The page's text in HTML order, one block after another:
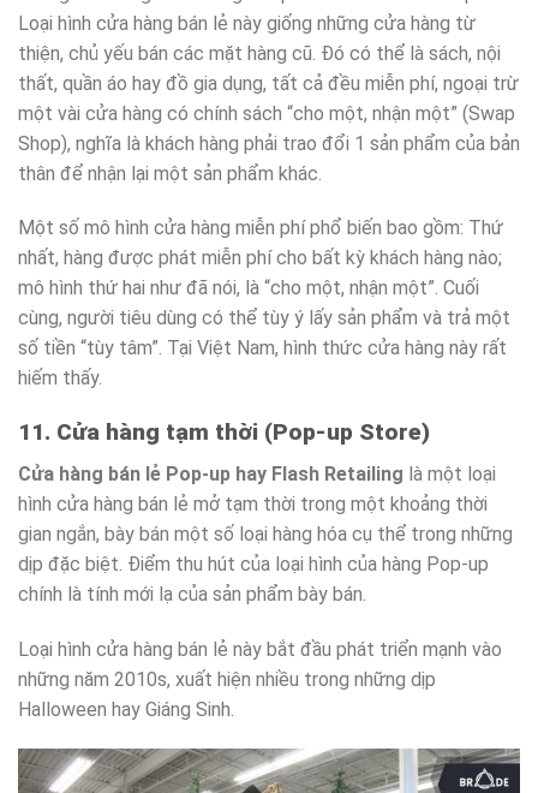
Loại hình cửa hàng bán lẻ này giống những cửa hàng từ
thiện, chủ yếu bán các mặt hàng cũ. Đó có thể là sách, nội
thất, quần áo hay đồ gia dụng, tất cả đều miễn phí, ngoại trừ
một vài cửa hàng có chính sách “cho một, nhận một” (Swap
Shop), nghĩa là khách hàng phải trao đổi 1 sản phẩm của bản
thân để nhận lại một sản phẩm khác.
Một số mô hình cửa hàng miễn phí phổ biến bao gồm: Thứ
nhất, hàng được phát miễn phí cho bất kỳ khách hàng nào;
mô hình thứ hai như đã nói, là “cho một, nhận một”. Cuối
cùng, người tiêu dùng có thể tùy ý lấy sản phẩm và trả một
số tiền “tùy tâm”. Tại Việt Nam, hình thức cửa hàng này rất
hiếm thấy.
11. Cửa hàng tạm thời (Pop-up Store)
Cửa hàng bán lẻ Pop-up hay Flash Retailing là một loại
hình cửa hàng bán lẻ mở tạm thời trong một khoảng thời
gian ngắn, bày bán một số loại hàng hóa cụ thể trong những
dịp đặc biệt. Điểm thu hút của loại hình của hàng Pop-up
chính là tính mới lạ của sản phẩm bày bán.
Loại hình cửa hàng bán lẻ này bắt đầu phát triển mạnh vào
những năm 2010s, xuất hiện nhiều trong những dịp
Halloween hay Giáng Sinh.